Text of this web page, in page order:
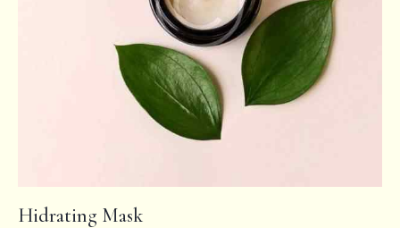
Hidrating Mask